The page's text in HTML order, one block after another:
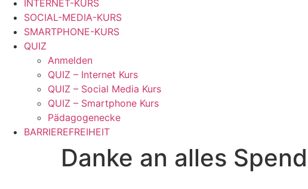
INTERNET-KURS
SOCIAL-MEDIA-KURS
SMARTPHONE-KURS
QUIZ
Anmelden
QUIZ – Internet Kurs
QUIZ – Social Media Kurs
QUIZ – Smartphone Kurs
Pädagogenecke
BARRIEREFREIHEIT
Danke an alles